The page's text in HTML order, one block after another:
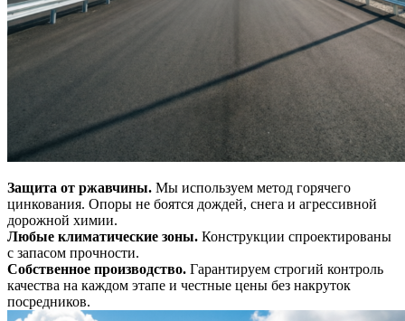
Защита от ржавчины. Мы используем метод горячего
цинкования. Опоры не боятся дождей, снега и агрессивной
дорожной химии.
Любые климатические зоны. Конструкции спроектированы
с запасом прочности.
Собственное производство. Гарантируем строгий контроль
качества на каждом этапе и честные цены без накруток
посредников.